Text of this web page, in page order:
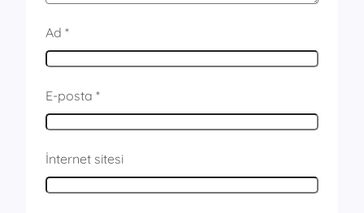
Ad *
E-posta *
İnternet sitesi